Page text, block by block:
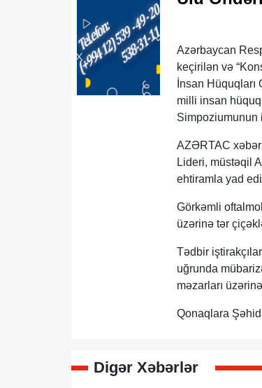
Azərbaycan
keçirilən və
İnsan
milli insan
Simpoziumunun
AZƏRTAC xəbər
Lideri, müstəqil
ehtiramla yad
Görkəmli
üzərinə tər
Tədbir
uğrunda
məzarları
Qonaqlara
Digər Xəbərlər